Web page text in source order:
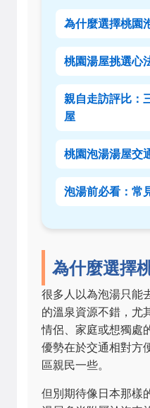
為什麼選擇桃園
桃園湯屋挑選心
親自走訪評比：
屋
桃園泡湯湯屋交
泡湯前必看：常
為什麼選擇
很多人以為泡湯只能
的溫泉資源不錯，尤
情侶、家庭或想獨處
優勢在於交通相對方
區親民一些。
但別期待像日本那樣